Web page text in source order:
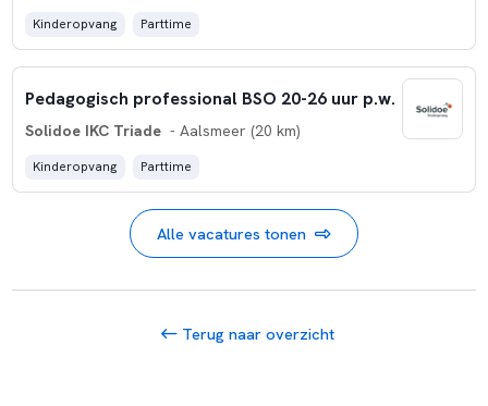
Kinderopvang Parttime
Pedagogisch professional BSO 20-26 uur p.w.
Solidoe IKC Triade - Aalsmeer (20 km)
Kinderopvang Parttime
Alle vacatures tonen
Terug naar overzicht